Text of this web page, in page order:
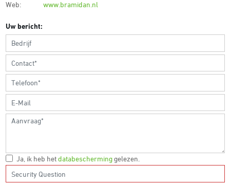
Web:
www.bramidan.nl
Uw bericht:
Ja, ik heb hetdatabescherminggelezen.